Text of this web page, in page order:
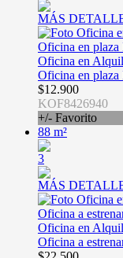
MÁS
Oficina en
Oficina en plaza
$12.900
KOF8426940
+/- Favorito
88 m²
3
MÁS
Oficina en
Oficina a